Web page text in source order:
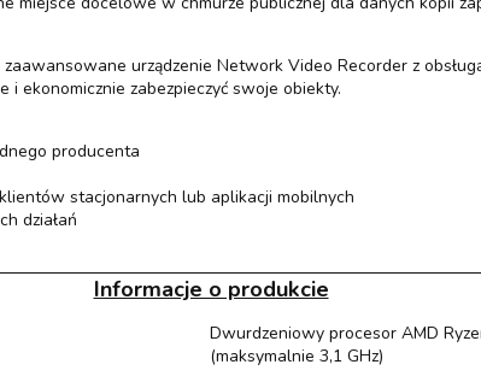
urządzenie Network Video Recorder z
ekonomicznie zabezpieczyć swoje obiekty.
producenta
stacjonarnych lub aplikacji mobilnych
działań
Informacje o produkcie
Dwurdzeniowy procesor AMD
(maksymalnie 3,1 GHz)